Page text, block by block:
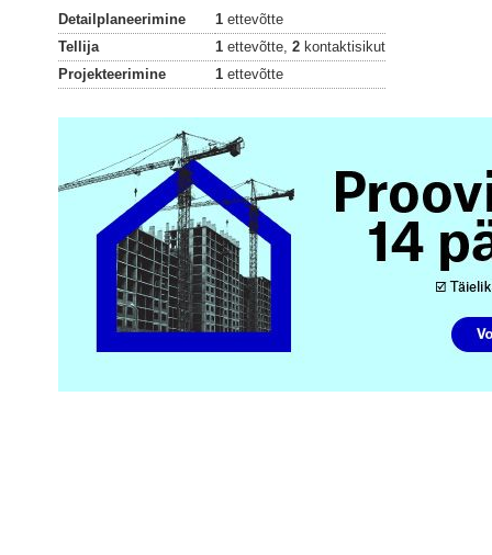
Detailplaneerimine 1 ettevõtte
Tellija
1 ettevõtte,2 kontaktisikut
Projekteerimine
1 ettevõtte